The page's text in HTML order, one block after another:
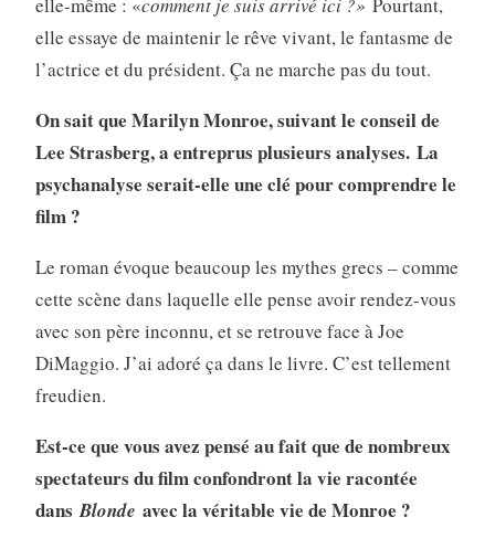
elle essaye de maintenir le rêve vivant, le fantasme de
l’actrice et du président. Ça ne marche pas du tout.
On sait que Marilyn Monroe, suivant le conseil de
Lee Strasberg, a entreprus plusieurs analyses. La
psychanalyse serait-elle une clé pour comprendre le
film ?
Le roman évoque beaucoup les mythes grecs – comme
cette scène dans laquelle elle pense avoir rendez-vous
avec son père inconnu, et se retrouve face à Joe
DiMaggio. J’ai adoré ça dans le livre. C’est tellement
freudien.
Est-ce que vous avez pensé au fait que de nombreux
spectateurs du film confondront la vie racontée
dansBlonde avec la véritable vie de Monroe ?